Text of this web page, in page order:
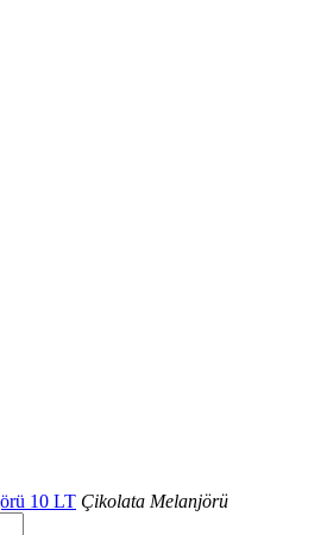
10 LT Çikolata Melanjörü